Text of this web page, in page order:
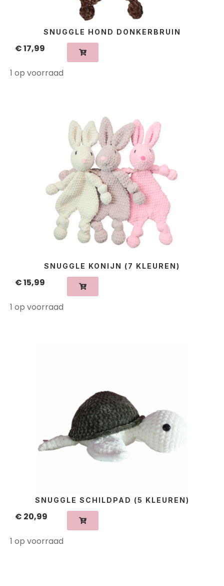
SNUGGLE HOND DONKERBRUIN
€17,99
1 op voorraad
SNUGGLE KONIJN (7 KLEUREN)
€15,99
1 op voorraad
SNUGGLE SCHILDPAD (5 KLEUREN)
€ 20,99
1 op voorraad